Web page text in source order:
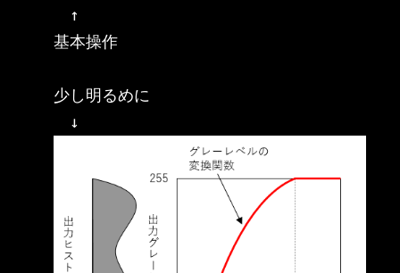
↑
基本操作
少し明るめに